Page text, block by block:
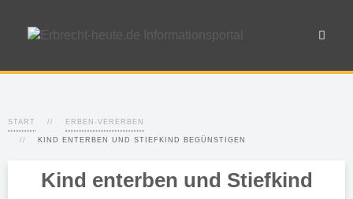
START ERBEN-VERERBEN
KIND ENTERBEN UND STIEFKIND BEGÜNSTIGEN
Kind enterben und Stiefkind